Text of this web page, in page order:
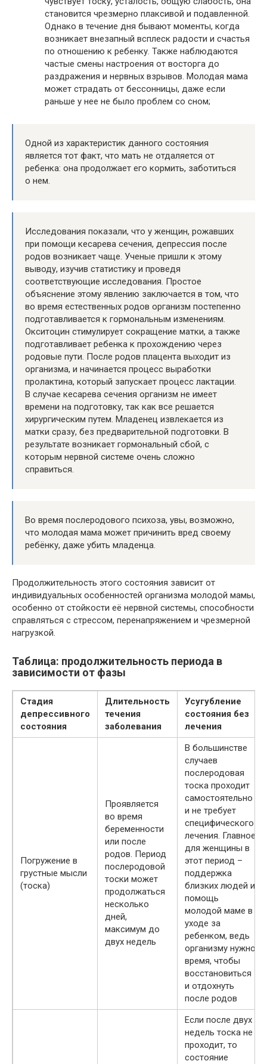
становится чрезмерно плаксивой и подавленной.
Однако в течение дня бывают моменты, когда
возникает внезапный всплеск радости и счастья
по отношению к ребенку. Также наблюдаются
частые смены настроения от восторга до
раздражения и нервных взрывов. Молодая мама
может страдать от бессонницы, даже если
раньше у нее не было проблем со сном;
Одной из характеристик данного состояния
является тот факт, что мать не отдаляется от
ребенка: она продолжает его кормить, заботиться
о нем.
Исследования показали, что у женщин, рожавших
при помощи кесарева сечения, депрессия после
родов возникает чаще. Ученые пришли к этому
выводу, изучив статистику и проведя
соответствующие исследования. Простое
объяснение этому явлению заключается в том, что
во время естественных родов организм постепенно
подготавливается к гормональным изменениям.
Окситоцин стимулирует сокращение матки, а также
подготавливает ребенка к прохождению через
родовые пути. После родов плацента выходит из
организма, и начинается процесс выработки
пролактина, который запускает процесс лактации.
В случае кесарева сечения организм не имеет
времени на подготовку, так как все решается
хирургическим путем. Младенец извлекается из
матки сразу, без предварительной подготовки. В
результате возникает гормональный сбой, с
которым нервной системе очень сложно
справиться.
Во время послеродового психоза, увы, возможно,
что молодая мама может причинить вред своему
ребёнку, даже убить младенца.
Продолжительность этого состояния зависит от
индивидуальных особенностей организма молодой мамы,
особенно от стойкости её нервной системы, способности
справляться с стрессом, перенапряжением и чрезмерной
нагрузкой.
Таблица: продолжительность периода в
зависимости от фазы
Стадия
депрессивного
состояния
Длительность
течения
заболевания
Усугубление
состояния без
лечения
Погружение в
грустные мысли
(тоска)
Проявляется
во время
беременности
или после
родов. Период
послеродовой
тоски может
продолжаться
несколько
дней,
максимум до
двух недель
В большинстве
случаев
послеродовая
тоска проходит
самостоятельно
и не требует
специфического
лечения. Главное
для женщины в
этот период –
поддержка
близких людей и
помощь
молодой маме в
уходе за
ребенком, ведь
организму нужно
время, чтобы
восстановиться
и отдохнуть
после родов
Если после двух
недель тоска не
проходит, то
состояние